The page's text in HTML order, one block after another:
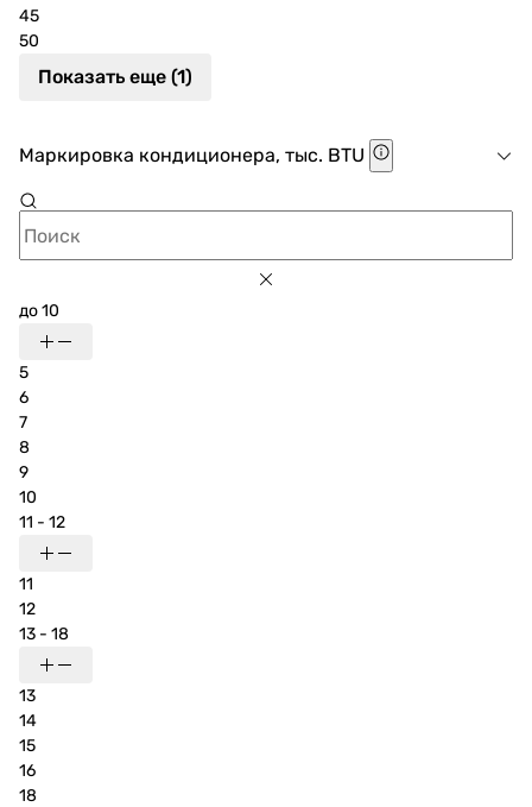
45
50
Показать еще (1)
Маркировка кондиционера, тыс. BTU
до 10
5
6
7
8
9
10
11 - 12
11
12
13 - 18
13
14
15
16
18